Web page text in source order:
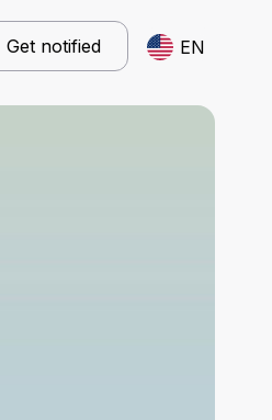
Get notified EN